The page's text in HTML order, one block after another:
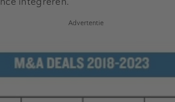
Advertentie